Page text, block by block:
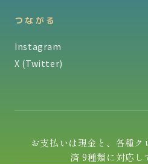
つながる
Instagram
X (Twitter)
お支払いは現金と、各種
済 9種類に対応し